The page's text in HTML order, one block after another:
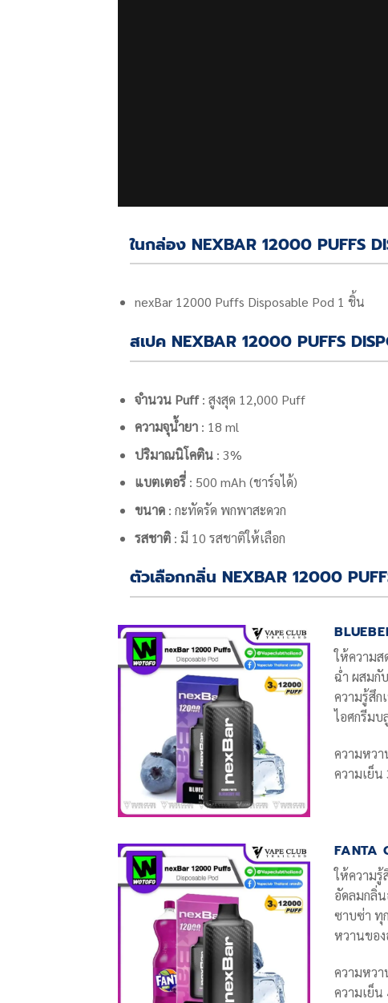
ในกล่อง NEXBAR 12000 PUFFS
nexBar 12000 Puffs Disposable Pod 1 ชิ้น
สเปค NEXBAR 12000 PUFFS
จำนวน Puff: สูงสุด 12,000 Puff
ความจุน้ำยา : 18 ml
ปริมาณนิโคติน : 3%
แบตเตอรี่ : 500 mAh (ชาร์จได้)
ขนาด : กะทัดรัด พกพาสะดวก
รสชาติ : มี 10 รสชาติให้เลือก
ตัวเลือกกลิ่น NEXBAR 12000
ให้ความ
ฉ่ำ ผสมกั
ความรู้สึ
ไอศกรีมบ
ความหว
ความเย็น
FANTA
ให้ความ
อัดลมกลิ่
ซาบซ่า ทุ
หวานขอ
ความหว
ความเย็น